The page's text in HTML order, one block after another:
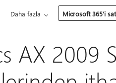
Daha fazla Microsoft 365’i
AX 2009